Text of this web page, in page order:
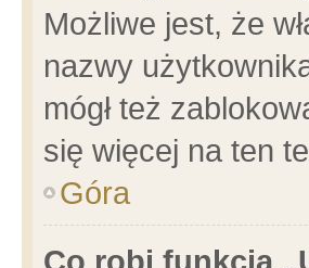
Możliwe jest, że
nazwy
mógł też
się więcej na ten
Góra